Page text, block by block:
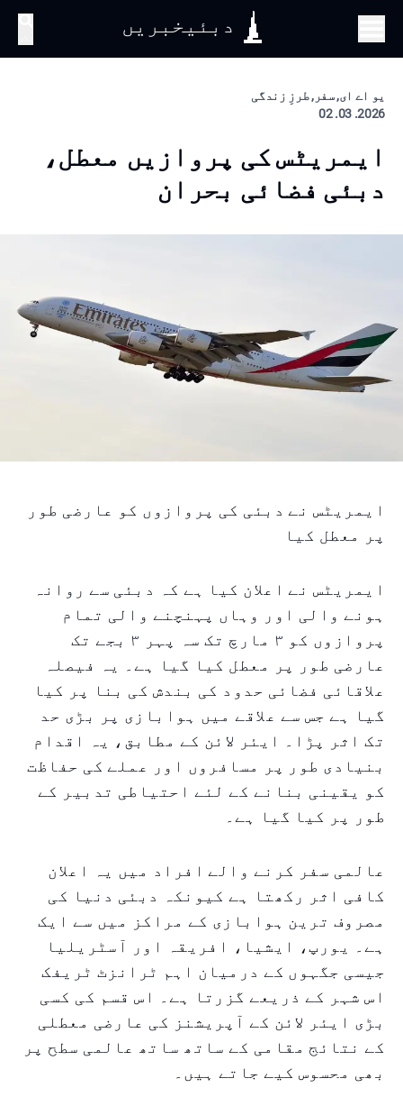
دبئیخبریں
یو اے ای, سفر, طرزِ زندگی
2026. 03. 02
ایمریٹس کی پروازیں معطل،
دبئی فضائی بحران
ایمریٹس نے دبئی کی پروازوں کو عارضی طور
پر معطل کیا
ایمریٹس نے اعلان کیا ہے کہ دبئی سے روانہ
ہونے والی اور وہاں پہنچنے والی تمام
پروازوں کو ۳ مارچ تک سہ پہر ۳ بجے تک
عارضی طور پر معطل کیا گیا ہے۔ یہ فیصلہ
علاقائی فضائی حدود کی بندش کی بنا پر کیا
گیا ہے جس سے علاقے میں ہوابازی پر بڑی حد
تک اثر پڑا۔ ایئر لائن کے مطابق، یہ اقدام
بنیادی طور پر مسافروں اور عملے کی حفاظت
کو یقینی بنانے کے لئے احتیاطی تدبیر کے
طور پر کیا گیا ہے۔
عالمی سفر کرنے والے افراد میں یہ اعلان
کافی اثر رکھتا ہے کیونکہ دبئی دنیا کی
مصروف ترین ہوابازی کے مراکز میں سے ایک
ہے۔ یورپ، ایشیا، افریقہ اور آسٹریلیا
جیسی جگہوں کے درمیان اہم ٹرانزٹ ٹریفک
اس شہر کے ذریعے گزرتا ہے۔ اس قسم کی کسی
بڑی ایئر لائن کے آپریشنز کی عارضی معطلی
کے نتائج مقامی کے ساتھ ساتھ عالمی سطح پر
بھی محسوس کیے جاتے ہیں۔